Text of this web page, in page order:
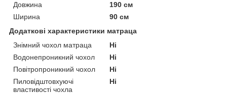
Довжина
190 см
Ширина
90 см
Додаткові характеристики матраца
Знімний чохол матраца
Ні
Водонепроникний чохол
Ні
Повітропроникний чохол
Ні
Пиловідштовхуючі
властивості чохла
Ні